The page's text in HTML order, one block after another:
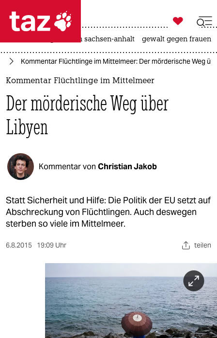
 taz zahl ich
taz zahl ich
politik
öko
gesellschaft
kultur
sport
berlin
nord
wahrheit
veranstaltungen

taz zahl ich
landtagswahl in sachsen-anhalt gewalt gegen frauen
Kommentar Flüchtlinge im Mittelmeer: Der mörderische Weg
Kommentar Flüchtlinge im Mittelmeer
Der mörderische Weg über
Libyen
Kommentar von Christian Jakob
Statt Sicherheit und Hilfe: Die Politik der EU setzt auf
Abschreckung von Flüchtlingen. Auch deswegen
sterben so viele im Mittelmeer.
6.8.2015 19:09 Uhr teilen